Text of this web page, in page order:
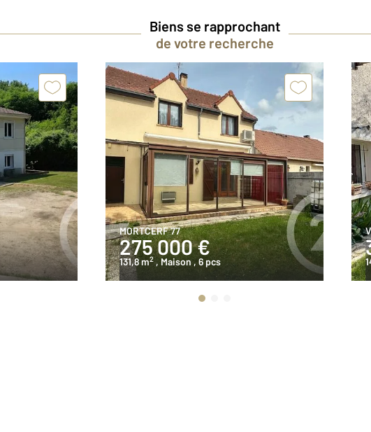
Biens se rapprochant
de votre recherche
MORTCERF 77
275 000 €
131,8 m2 , Maison , 6 pcs